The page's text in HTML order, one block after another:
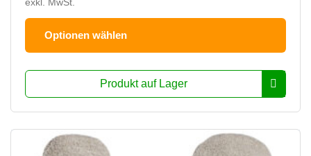
Optionen wählen
Produkt auf Lager